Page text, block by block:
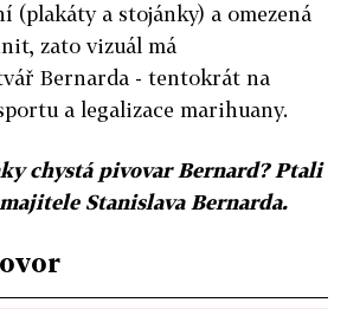
(plakáty a stojánky) a omezená
zato vizuál má
Bernarda - tentokrát na
a legalizace marihuany.
chystá pivovar Bernard? Ptali
Stanislava Bernarda.